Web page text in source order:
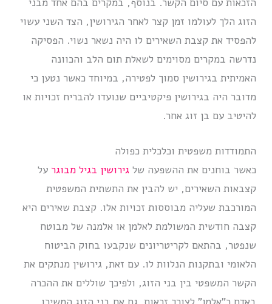
הזוג הלך לעולמו זמן קצר לאחר הגירושין, הצד השני עשוי
להפסיד את קצבת השאירים לו היה נשאר נשוי. הפסיקה
נדרשה במקרים מסוימים לשאלת תום הלב והכוונה
האמיתית בגירושין סמוך לפטירה, במיוחד כאשר נטען כי
מדובר היה בגירושין פיקטיביים שנועדו להבריח זכויות או
להיטיב עם בן זוג אחר.
התמודדות משפטית וכלכלית כפולה
כאשר בוחנים את ההשפעה שלגירושין בגיל מבוגר על
קצבאות השאירים, יש להבין את התשתית המשפטית
המורכבת שעליה מבוססות זכויות אלו. קצבת שאירים היא
קצבה חודשית המשולמת לאלמן או אלמנה של מבוטח
שנפטר, בהתאם לקריטריונים שנקבעו בחוק הביטוח
הלאומי ובתקנות הנלוות לו. עם זאת, גירושין מנתקים את
הקשר המשפטי בין בני הזוג, ולפיכך שוללים את ההכרה